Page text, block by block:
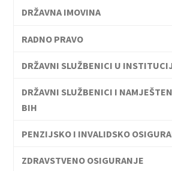
DRŽAVNA IMOVINA
RADNO PRAVO
DRŽAVNI SLUŽBENICI U
DRŽAVNI SLUŽBENICI I
BIH
PENZIJSKO I INVALIDSKO
ZDRAVSTVENO OSIGURANJE